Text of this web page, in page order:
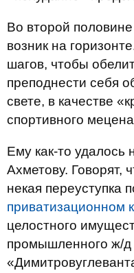
Во второй
возник на
шагов, чтобы
преподнести себя
свете, в качестве
спортивного
Ему как-то удалось
Ахметову. Говорят,
некая переуступка
приватизационном
целостного
промышленного ж/д